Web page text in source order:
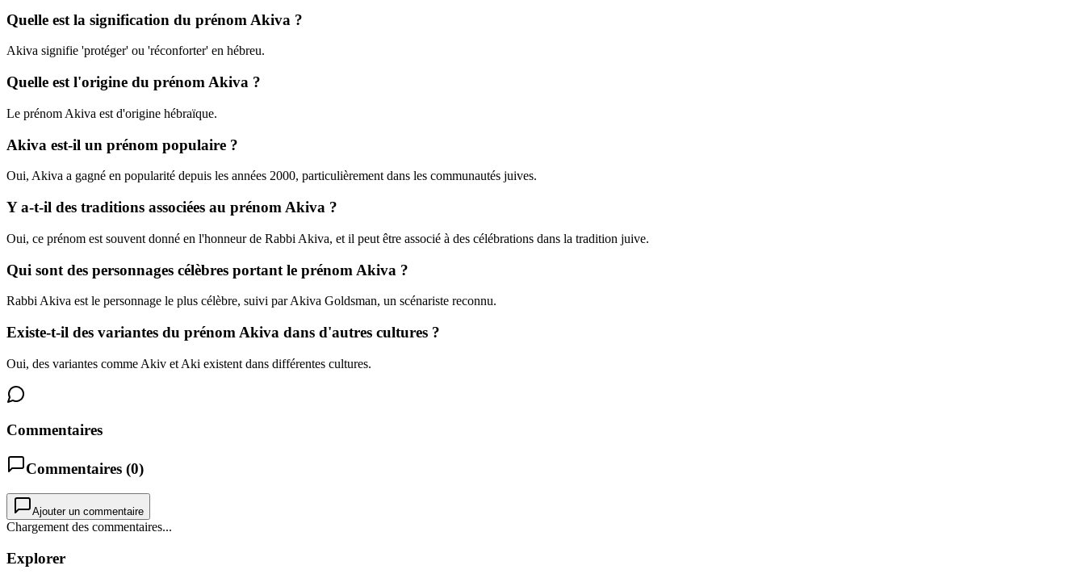
Quelle est la signification du prénom Akiva ?
Akiva signifie 'protéger' ou 'réconforter' en hébreu.
Quelle est l'origine du prénom Akiva ?
Le prénom Akiva est d'origine hébraïque.
Akiva est-il un prénom populaire ?
Oui, Akiva a gagné en popularité depuis les années 2000, particulièrement dans les communautés juives.
Y a-t-il des traditions associées au prénom Akiva ?
Oui, ce prénom est souvent donné en l'honneur de Rabbi Akiva, et il peut être associé à des célébrations dans la tradition juive.
Qui sont des personnages célèbres portant le prénom Akiva ?
Rabbi Akiva est le personnage le plus célèbre, suivi par Akiva Goldsman, un scénariste reconnu.
Existe-t-il des variantes du prénom Akiva dans d'autres cultures ?
Oui, des variantes comme Akiv et Aki existent dans différentes cultures.
Commentaires
Commentaires (0)
Ajouter un commentaire
Chargement des commentaires...
Explorer